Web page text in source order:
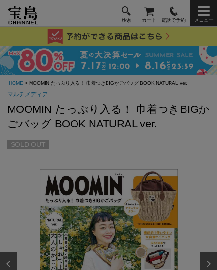
検索 カート 電話で予約 メニュー
HOME > MOOMIN たっぷり入る！ 巾着つきBIGかごバッグ BOOK NATURAL ver.
マルチメディア
MOOMIN たっぷり入る！ 巾着つきBIGか
ごバッグ BOOK NATURAL ver.
SOLD OUT